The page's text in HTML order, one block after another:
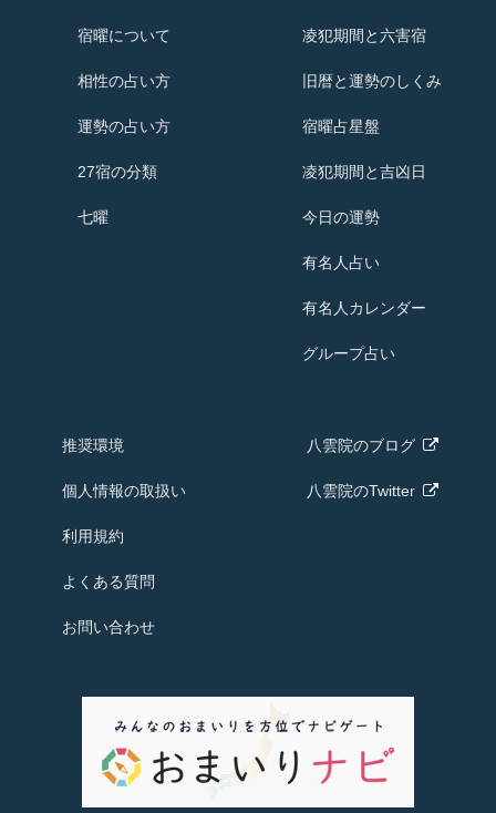
宿曜について
相性の占い方
運勢の占い方
27宿の分類
七曜
凌犯期間と六害宿
旧暦と運勢のしくみ
宿曜占星盤
凌犯期間と吉凶日
今日の運勢
有名人占い
有名人 カレンダー
グループ占い
推奨環境
個人情報の取扱い
利用規約
よくある質問
お問い合わせ
八雲院のブログ
八雲院のTwitter